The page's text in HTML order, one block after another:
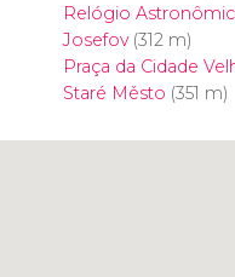
Relógio
Josefov(312 m)
Praça da Cidade
Staré Město (351 m)